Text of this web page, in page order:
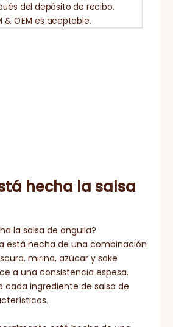
del depósito de recibo.
& OEM es aceptable.
hecha la salsa
la salsa de anguila?
está hecha de una combinación
mirina, azúcar y sake
a una consistencia espesa.
cada ingrediente de salsa de